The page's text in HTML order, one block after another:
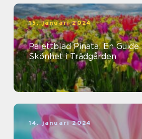
15. januari 2024
Palettblad Pinata: En
Skönhet i Trädgården
14. januari 2024